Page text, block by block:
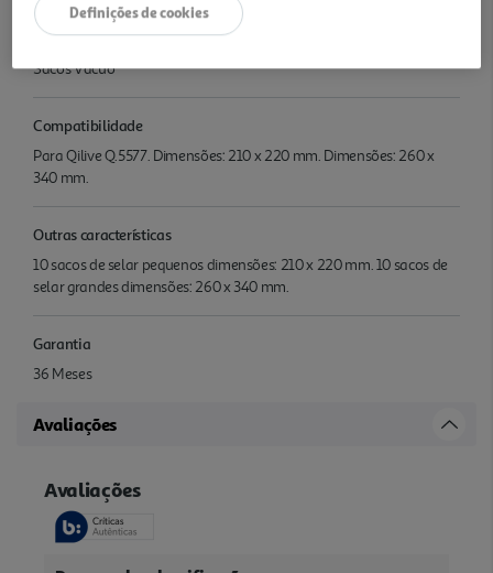
Tipo
Sacos Vacuo
Compatibilidade
Para Qilive Q.5577. Dimensões: 210 x 220 mm. Dimensões: 260 x
340 mm.
Outras características
10 sacos de selar pequenos dimensões: 210 x 220 mm. 10 sacos de
selar grandes dimensões: 260 x 340 mm.
Garantia
36 Meses
Avaliações
Definições de cookies